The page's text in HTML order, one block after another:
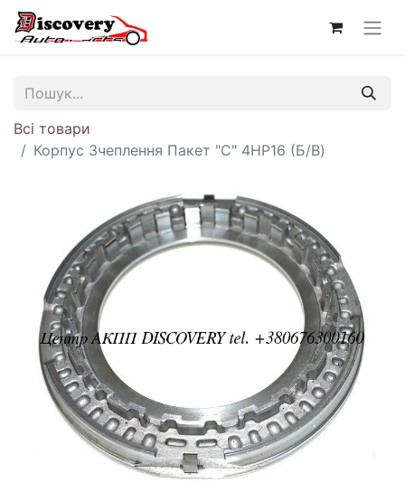
Всі товари
Корпус Зчеплення Пакет "C" 4HP16 (Б/В)